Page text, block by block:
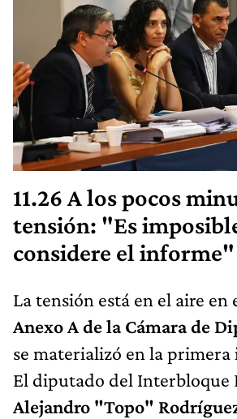
11.26 A los pocos
tensión: "Es
considere el informe"
La tensión está en el aire en
Anexo A de la Cámara de
se materializó en la
El diputado del Interbloque
Alejandro "Topo"